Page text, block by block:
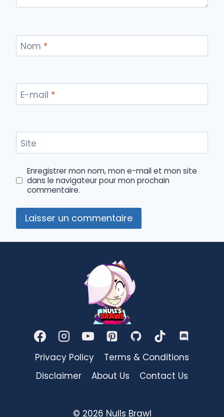
Nom *
E-mail *
Site
Enregistrer mon nom, mon e-mail et mon site
dans le navigateur pour mon prochain
commentaire.
Privacy Policy
Terms & Conditions
Disclaimer
About Us Contact Us
© 2026 Nulls Brawl